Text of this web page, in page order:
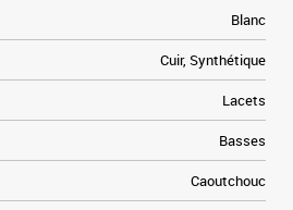
Blanc
Cuir, Synthétique
Lacets
Basses
Caoutchouc